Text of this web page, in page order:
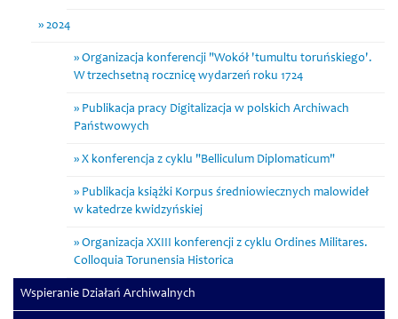
2024
Organizacja konferencji "Wokół 'tumultu toruńskiego'.
W trzechsetną rocznicę wydarzeń roku 1724
Publikacja pracy Digitalizacja w polskich Archiwach
Państwowych
X konferencja z cyklu "Belliculum Diplomaticum"
Publikacja książki Korpus średniowiecznych malowideł
w katedrze kwidzyńskiej
Organizacja XXIII konferencji z cyklu Ordines Militares.
Colloquia Torunensia Historica
Wspieranie Działań Archiwalnych